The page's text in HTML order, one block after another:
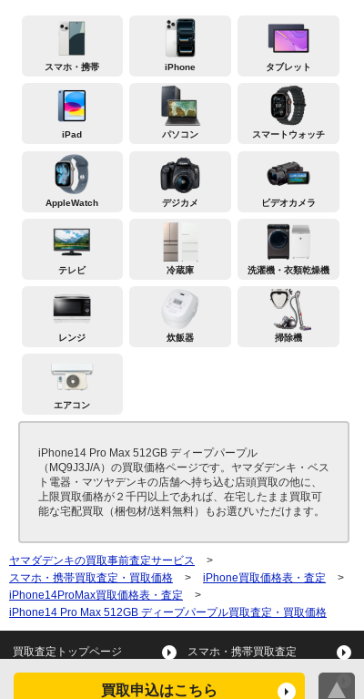
買取申込はこちら
スマホ・携帯 iPhone タブレット
iPad パソコン スマートウォッチ
AppleWatch デジカメ ビデオカメラ
テレビ 冷蔵庫 洗濯機・衣類乾燥機
レンジ 炊飯器 掃除機
エアコン
iPhone14 Pro Max 512GB ディープパープル
（MQ9J3J/A）の買取価格ページです。ヤマダデンキ・ベス
ト電器・マツヤデンキの店舗へ持ち込む店頭買取の他に、
上限買取価格が２千円以上であれば、在宅したまま買取可
能な宅配買取（梱包材/送料無料）もお選びいただけます。
ヤマダデンキの買取事前査定サービス
>
スマホ・携帯買取査定・買取価格
> iPhone買取価格表・査定
>
iPhone14ProMax買取価格表・査定
>
iPhone14 Pro Max 512GB ディープパープル買取査定・買取価格
買取査定トップページ スマホ・携帯買取査定
タブレット買取査定